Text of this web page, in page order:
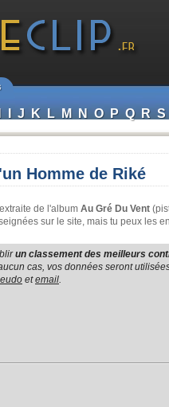
I J K L M N O P Q R S
Homme de Riké
de l'album Au Gré Du Vent
sur le site, mais tu peux les
un classement des meilleurs
cas, vos données seront
etemail.